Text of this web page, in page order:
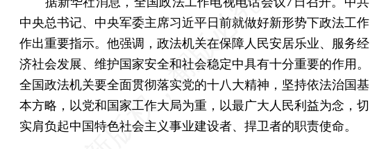
中央总书记、中央军委主席习近平日前就做好新形势下政法工作
作出重要指示。他强调，政法机关在保障人民安居乐业、服务经
济社会发展、维护国家安全和社会稳定中具有十分重要的作用。
全国政法机关要全面贯彻落实党的十八大精神，坚持依法治国基
本方略，以党和国家工作大局为重，以最广大人民利益为念，切
实肩负起中国特色社会主义事业建设者、捍卫者的职责使命。